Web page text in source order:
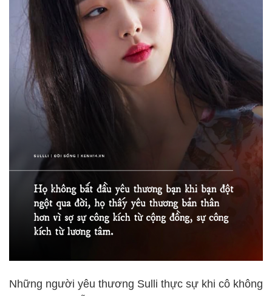
Những người yêu thương Sulli thực sự khi cô không